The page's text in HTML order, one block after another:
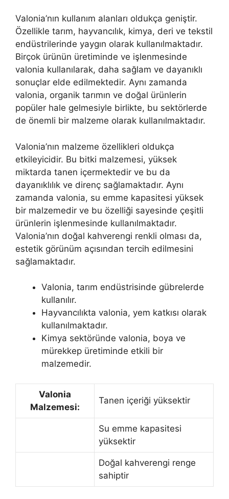
Valonia’nın kullanım alanları oldukça geniştir.
Özellikle tarım, hayvancılık, kimya, deri ve tekstil
endüstrilerinde yaygın olarak kullanılmaktadır.
Birçok ürünün üretiminde ve işlenmesinde
valonia kullanılarak, daha sağlam ve dayanıklı
sonuçlar elde edilmektedir. Aynı zamanda
valonia, organik tarımın ve doğal ürünlerin
popüler hale gelmesiyle birlikte, bu sektörlerde
de önemli bir malzeme olarak kullanılmaktadır.
Valonia’nın malzeme özellikleri oldukça
etkileyicidir. Bu bitki malzemesi, yüksek
miktarda tanen içermektedir ve bu da
dayanıklılık ve direnç sağlamaktadır. Aynı
zamanda valonia, su emme kapasitesi yüksek
bir malzemedir ve bu özelliği sayesinde çeşitli
ürünlerin işlenmesinde kullanılmaktadır.
Valonia’nın doğal kahverengi renkli olması da,
estetik görünüm açısından tercih edilmesini
sağlamaktadır.
Valonia, tarım endüstrisinde gübrelerde
kullanılır.
Hayvancılıkta valonia, yem katkısı olarak
kullanılmaktadır.
Kimya sektöründe valonia, boya ve
mürekkep üretiminde etkili bir
malzemedir.
Valonia
Malzemesi:
Tanen içeriği yüksektir
Su emme kapasitesi
yüksektir
Doğal kahverengi renge
sahiptir